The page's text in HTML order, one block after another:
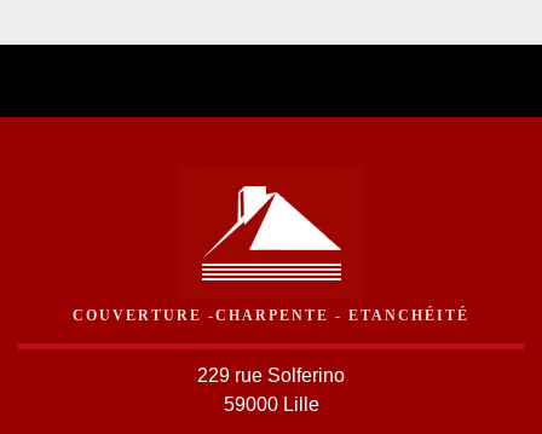
COUVERTURE -CHARPENTE - ETANCHÉITÉ
229 rue Solferino
59000 Lille